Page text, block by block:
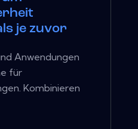
je zuvor
Anwendungen
für
Kombinieren